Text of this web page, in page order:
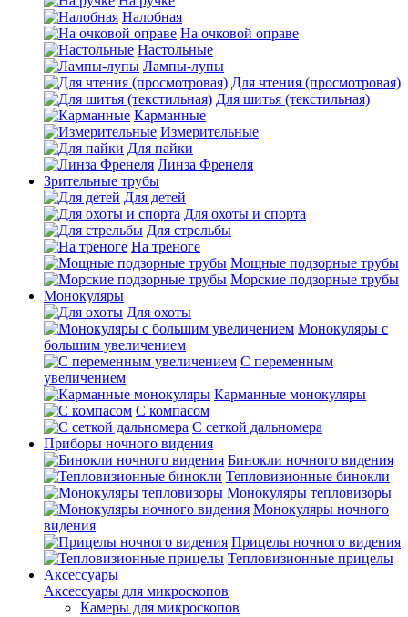
Налобная
На очковой оправе
Настольные
Лампы-лупы
Для чтения (просмотровая)
Для шитья (текстильная)
Карманные
Измерительные
Для пайки
Линза Френеля
Зрительные трубы
Для детей
Для охоты и спорта
Для стрельбы
На треноге
Мощные подзорные трубы
Морские подзорные трубы
Монокуляры
Для охоты
Монокуляры с
большим увеличением
С переменным
увеличением
Карманные монокуляры
С компасом
С сеткой дальномера
Приборы ночного видения
Бинокли ночного видения
Тепловизионные бинокли
Монокуляры тепловизоры
Монокуляры ночного
видения
Прицелы ночного видения
Тепловизионные прицелы
Аксессуары
Аксессуары для микроскопов
Камеры для микроскопов